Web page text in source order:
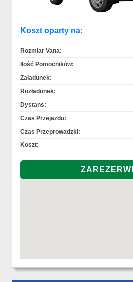
Koszt oparty na:
Rozmiar Vana:
Ilość Pomocników:
Załadunek:
Rozładunek:
Dystans:
Czas Przejazdu:
Czas Przeprowadzki:
Koszt: